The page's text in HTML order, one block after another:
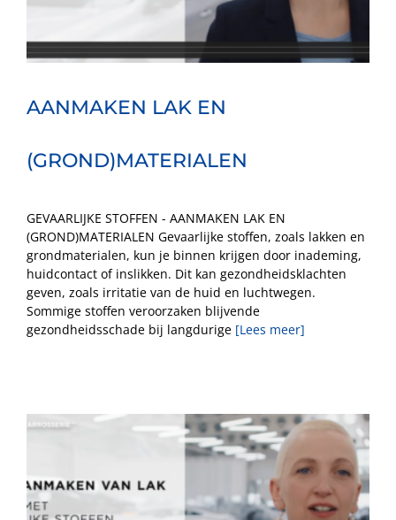
AANMAKEN LAK EN
(GROND)MATERIALEN
GEVAARLIJKE STOFFEN - AANMAKEN LAK EN
(GROND)MATERIALEN Gevaarlijke stoffen, zoals lakken en
grondmaterialen, kun je binnen krijgen door inademing,
huidcontact of inslikken. Dit kan gezondheidsklachten
geven, zoals irritatie van de huid en luchtwegen.
Sommige stoffen veroorzaken blijvende
gezondheidsschade bij langdurige [Lees meer]